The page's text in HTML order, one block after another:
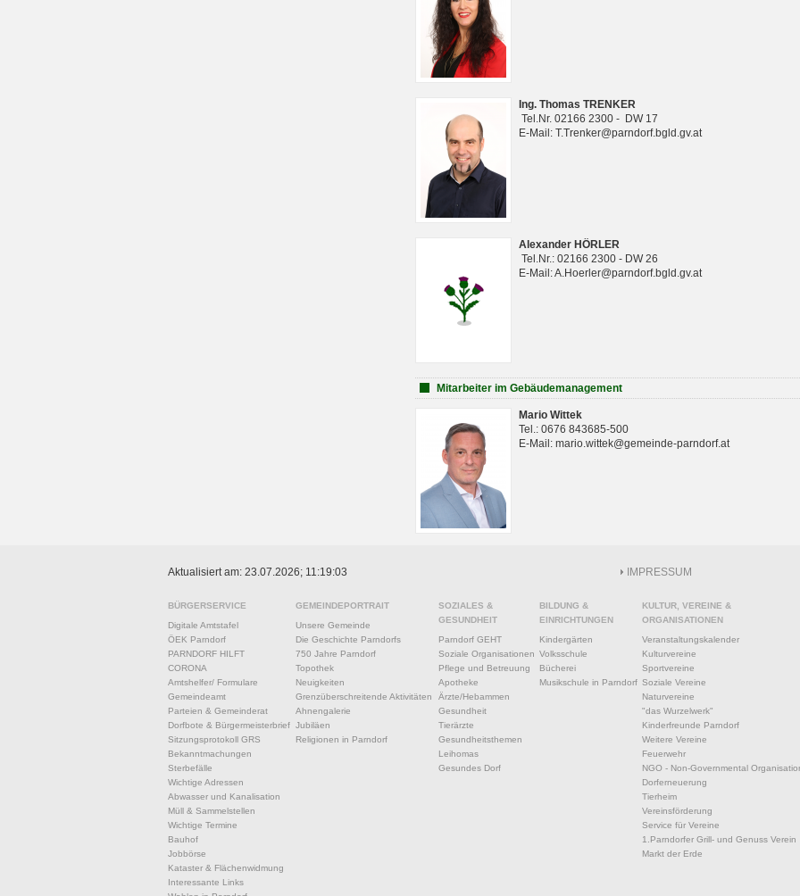
Ing. Thomas TRENKER
Tel.Nr. 02166 2300 - DW 17
E-Mail: T.Trenker@parndorf.bgld.gv.at
Alexander HÖRLER
Tel.Nr.: 02166 2300 - DW 26
E-Mail: A.Hoerler@parndorf.bgld.gv.at
Mitarbeiter im Gebäudemanagement
Mario Wittek
Tel.: 0676 843685-500
E-Mail: mario.wittek@gemeinde-parndorf.at
Aktualisiert am: 23.07.2026; 11:19:03 IMPRESSUM
BÜRGERSERVICE
Digitale Amtstafel
ÖEK Parndorf
PARNDORF HILFT
CORONA
Amtshelfer/ Formulare
Gemeindeamt
Parteien & Gemeinderat
Dorfbote & Bürgermeisterbrief
Sitzungsprotokoll GRS
Bekanntmachungen
Sterbefälle
Wichtige Adressen
Abwasser und Kanalisation
Müll & Sammelstellen
Wichtige Termine
Bauhof
Jobbörse
Kataster & Flächenwidmung
Interessante Links
GEMEINDEPORTRAIT
Unsere Gemeinde
Die Geschichte Parndorfs
750 Jahre Parndorf
Topothek
Neuigkeiten
Grenzüberschreitende Aktivitäten
Ahnengalerie
Jubiläen
Religionen in Parndorf
SOZIALES &
GESUNDHEIT
Parndorf GEHT
Soziale Organisationen
Pflege und Betreuung
Apotheke
Ärzte/Hebammen
Gesundheit
Tierärzte
Gesundheitsthemen
Leihomas
Gesundes Dorf
BILDUNG &
EINRICHTUNGEN
Kindergärten
Volksschule
Bücherei
Musikschule in Parndorf
KULTUR, VEREINE &
ORGANISATIONEN
Veranstaltungskalender
Kulturvereine
Sportvereine
Soziale Vereine
Naturvereine
"das Wurzelwerk"
Kinderfreunde Parndorf
Weitere Vereine
Feuerwehr
NGO - Non-Governmental
Dorferneuerung
Tierheim
Vereinsförderung
Service für Vereine
1.Parndorfer Grill- und Genuss Verein
Markt der Erde